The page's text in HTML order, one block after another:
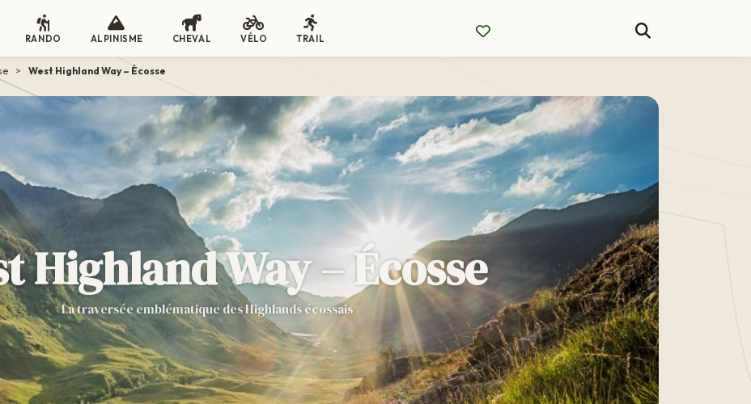
RANDO ALPINISME CHEVAL VÉLO TRAIL
> West Highland Way – Écosse
Highland Way – Écosse
La traversée emblématique des Highlands écossais